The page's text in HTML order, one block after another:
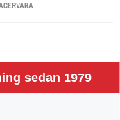
sedan 1979